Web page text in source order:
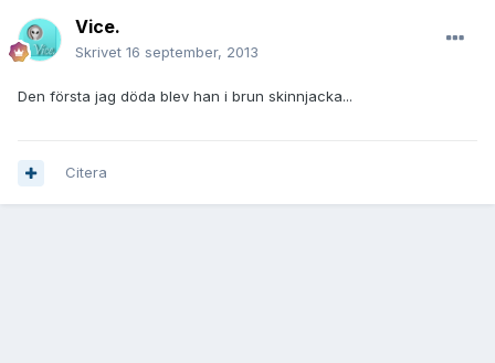
Vice.
Skrivet 16 september, 2013
Den första jag döda blev han i brun skinnjacka...
Citera